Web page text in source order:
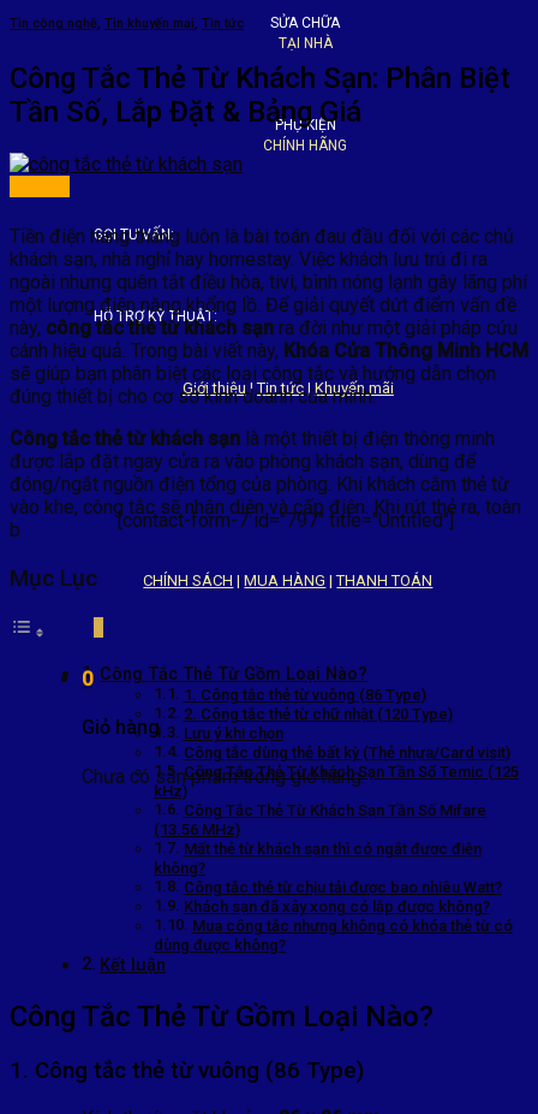
SỬA CHỮA
TẠI NHÀ
PHỤ KIỆN
CHÍNH HÃNG
GỌI TƯ VẤN:
HỖ TRỢ KỸ THUẬT:
Giới thiệu|Tin tức|Khuyến mãi
[contact-form-7 id="797" title="Untitled"]
CHÍNH SÁCH |MUA HÀNG |THANH TOÁN
0
Giỏ hàng
Chưa có sản phẩm trong giỏ hàng.
Tin công nghệ, Tin khuyến mại, Tin tức
Công Tắc Thẻ Từ Khách Sạn: Phân Biệt
Tần Số, Lắp Đặt & Bảng Giá
Tiền điện hàng tháng luôn là bài toán đau đầu đối với các chủ
khách sạn, nhà nghỉ hay homestay. Việc khách lưu trú đi ra
ngoài nhưng quên tắt điều hòa, tivi, bình nóng lạnh gây lãng phí
một lượng điện năng khổng lồ. Để giải quyết dứt điểm vấn đề
này, công tắc thẻ từ khách sạn ra đời như một giải pháp cứu
cánh hiệu quả. Trong bài viết này, Khóa Cửa Thông Minh HCM
sẽ giúp bạn phân biệt các loại công tắc và hướng dẫn chọn
đúng thiết bị cho cơ sở kinh doanh của mình.
Công tắc thẻ từ khách sạn là một thiết bị điện thông minh
được lắp đặt ngay cửa ra vào phòng khách sạn, dùng để
đóng/ngắt nguồn điện tổng của phòng. Khi khách cắm thẻ từ
vào khe, công tắc sẽ nhận diện và cấp điện. Khi rút thẻ ra, toàn
b
Mục Lục
Công Tắc Thẻ Từ Gồm Loại Nào?
1. Công tắc thẻ từ vuông (86 Type)
2. Công tắc thẻ từ chữ nhật (120 Type)
Lưu ý khi chọn
Công tắc dùng thẻ bất kỳ (Thẻ nhựa/Card visit)
Công Tắc Thẻ Từ Khách Sạn Tần Số Temic (125
kHz)
Công Tắc Thẻ Từ Khách Sạn Tần Số Mifare
(13.56 MHz)
Mất thẻ từ khách sạn thì có ngắt được điện
không?
Công tắc thẻ từ chịu tải được bao nhiêu Watt?
Khách sạn đã xây xong có lắp được không?
Mua công tắc nhưng không có khóa thẻ từ có
dùng được không?
Kết luận
Công Tắc Thẻ Từ Gồm Loại Nào?
1. Công tắc thẻ từ vuông (86 Type)